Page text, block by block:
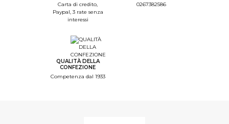
Carta di credito,
Paypal, 3 rate senza
interessi
0267382586
QUALITÀ DELLA
CONFEZIONE
Competenza dal 1933